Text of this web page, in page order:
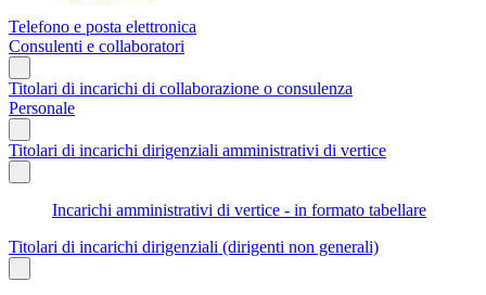
Telefono e posta elettronica
Consulenti e collaboratori
Titolari di incarichi di collaborazione o consulenza
Personale
Titolari di incarichi dirigenziali amministrativi di vertice
Incarichi amministrativi di vertice - in formato tabellare
Titolari di incarichi dirigenziali (dirigenti non generali)